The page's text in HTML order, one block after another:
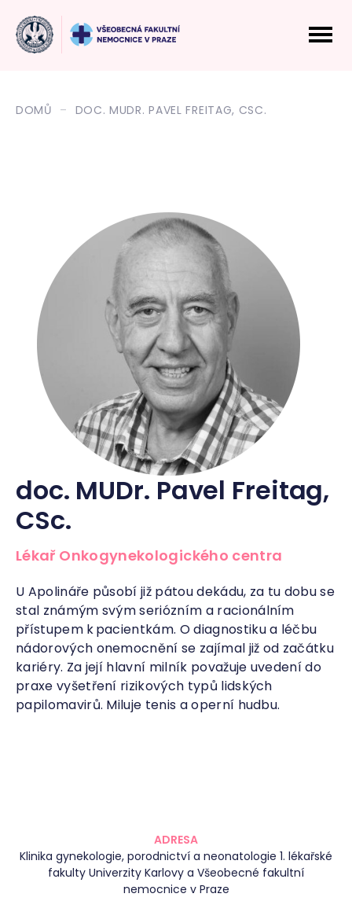
DOMŮ DOC. MUDR. PAVEL FREITAG, CSC.
doc. MUDr. Pavel Freitag,
CSc.
Lékař Onkogynekologického centra
U Apolináře působí již pátou dekádu, za tu dobu se
stal známým svým seriózním a racionálním
přístupem k pacientkám. O diagnostiku a léčbu
nádorových onemocnění se zajímal již od začátku
kariéry. Za její hlavní milník považuje uvedení do
praxe vyšetření rizikových typů lidských
papilomavirů. Miluje tenis a operní hudbu.
ADRESA
Klinika gynekologie, porodnictví a neonatologie 1. lékařské
fakulty Univerzity Karlovy a Všeobecné fakultní
nemocnice v Praze